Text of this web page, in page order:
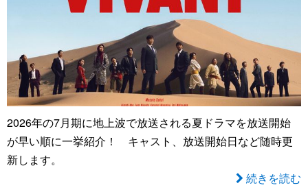
2026年の7月期に地上波で放送される夏ドラマを放送開始
が早い順に一挙紹介！ キャスト、放送開始日など随時更
新します。
続きを読む